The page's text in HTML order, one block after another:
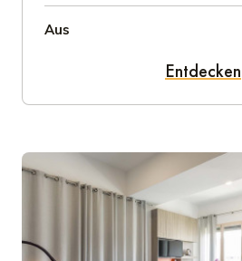
Aus
Entdecken